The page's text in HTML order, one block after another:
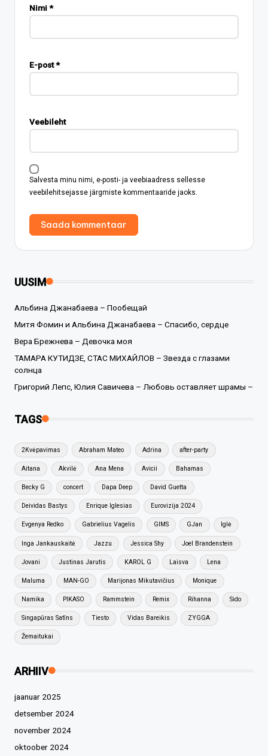
Nimi*
E-post*
Veebileht
Salvesta minu nimi, e-posti- ja veebiaadress sellesse
veebilehitsejasse järgmiste kommentaaride jaoks.
UUSIM
Альбина Джанабаева – Пообещай
Митя Фомин и Альбина Джанабаева – Спасибо, сердце
Вера Брежнева – Девочка моя
ТАМАРА КУТИДЗЕ, СТАС МИХАЙЛОВ – Звезда с глазами
солнца
Григорий Лепс, Юлия Савичева – Любовь оставляет шрамы –
TAGS
2Kvėpavimas Abraham Mateo Adrina after-party
Aitana Akvilė Ana Mena Avicii Bahamas
Becky G concert Dapa Deep David Guetta
Deividas Bastys Enrique Iglesias Eurovizija 2024
Evgenya Redko Gabrielius Vagelis GIMS GJan Iglė
Inga Jankauskaitė Jazzu Jessica Shy Joel Brandenstein
Jovani Justinas Jarutis KAROL G Laisva Lena
Maluma MAN-GO Marijonas Mikutavičius Monique
Namika PIKASO Rammstein Remix Rihanna Sido
Singapūras Satīns Tiesto Vidas Bareikis ZYGGA
Žemaitukai
ARHIIV
jaanuar 2025
detsember 2024
november 2024
oktoober 2024